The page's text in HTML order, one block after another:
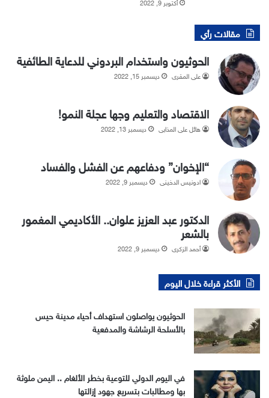
مقالات رأي
الحوثيون واستخدام البردوني للدعاية الطائفية
علي المقري ديسمبر 15, 2022
الاقتصاد والتعليم وجها عجلة النمو!
هائل علي المذابي ديسمبر 13, 2022
“الإخوان” ودفاعهم عن الفشل والفساد
ادونيس الدخيني ديسمبر 9, 2022
الدكتور عبد العزيز علوان.. الأكاديمي المغمور
بالشعر
أحمد الزكري ديسمبر 9, 2022
الأكثر قراءة خلال اليوم
الحوثيون يواصلون استهداف أحياء مدينة حيس
بالأسلحة الرشاشة والمدفعية
في اليوم الدولي للتوعية بخطر الألغام .. اليمن ملوثة
بها ومطالبات بتسريع جهود إزالتها